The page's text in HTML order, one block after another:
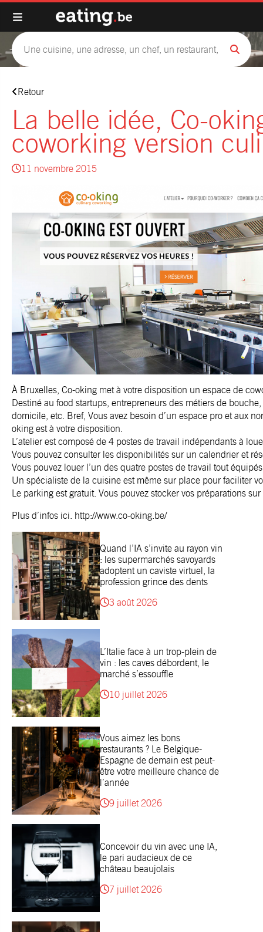
Retour
La belle idée, Co-
coworking version
11 novembre 2015
À Bruxelles, Co-oking met à votre disposition un espace de
Destiné au food startups, entrepreneurs des métiers de
domicile, etc. Bref, Vous avez besoin d’un espace pro et aux
oking est à votre disposition.
L’atelier est composé de 4 postes de travail indépendants à
Vous pouvez consulter les disponibilités sur un calendrier et
Vous pouvez louer l’un des quatre postes de travail tout
Un spécialiste de la cuisine est même sur place pour faciliter
Le parking est gratuit. Vous pouvez stocker vos préparations
Plus d’infos ici . http://www.co-oking.be/
Quand l’IA s’invite au rayon vin
: les supermarchés savoyards
adoptent un caviste virtuel, la
profession grince des dents
3 août 2026
L’Italie face à un trop-plein de
vin : les caves débordent, le
marché s’essouffle
10 juillet 2026
Vous aimez les bons
restaurants ? Le Belgique-
Espagne de demain est peut-
être votre meilleure chance de
l’année
9 juillet 2026
Concevoir du vin avec une IA,
le pari audacieux de ce
château beaujolais
7 juillet 2026